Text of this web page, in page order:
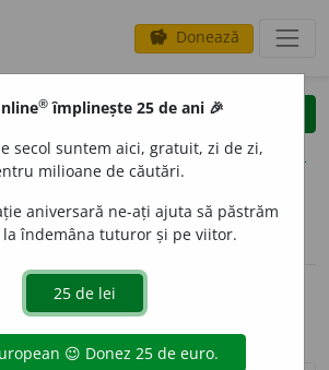
savings Donează
clear
opțiuni
volume_up (27)
182227:
® împlinește 25 de ani 🎉
secol suntem aici, gratuit, zi de zi,
milioane de căutări.
aniversară ne-ați ajuta să păstrăm
îndemâna tuturor și pe viitor.